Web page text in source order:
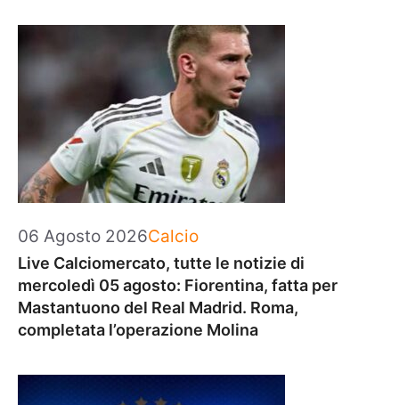
06 Agosto 2026Categorie
Calcio
Live Calciomercato, tutte le notizie di
mercoledì 05 agosto: Fiorentina, fatta per
Mastantuono del Real Madrid. Roma,
completata l’operazione Molina